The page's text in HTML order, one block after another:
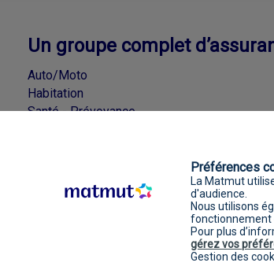
Un groupe complet
Auto/Moto
Habitation
Santé - Prévoyance
Préférences
La Matmut
d'audience.
Nous utilisons
fonctionnement
Pour plus
gérez vos
Gestion des